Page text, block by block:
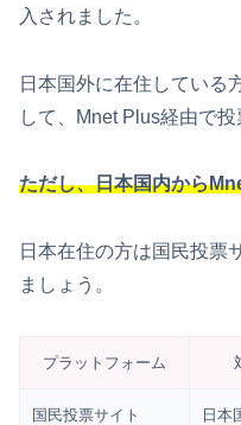
入されました。
日本国外に在住している
して、Mnet Plus経由で投
ただし、日本国内から
日本在住の方は国民投票
ましょう。
プラットフォーム
国民投票サイト 日本